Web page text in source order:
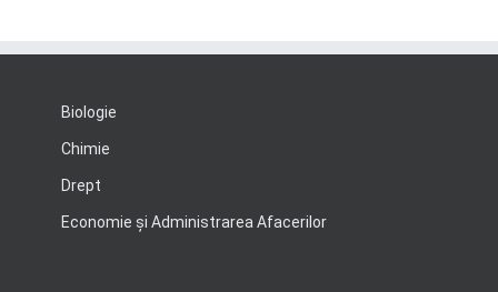
Biologie
Chimie
Drept
Economie şi Administrarea Afacerilor